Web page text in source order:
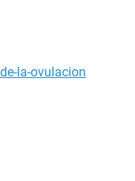
la-ovulacion